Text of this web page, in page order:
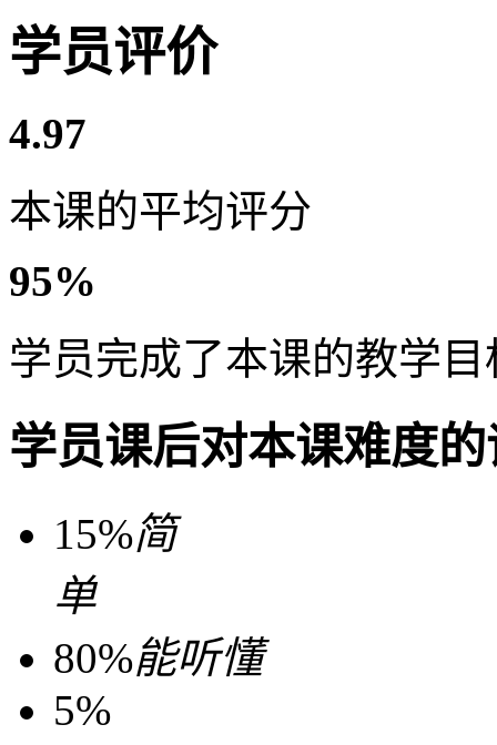
学员评价
4.97
本课的平均评分
95%
学员完成了本课的教学目
学员课后对本课难度
15%简
单
80%能听懂
5%